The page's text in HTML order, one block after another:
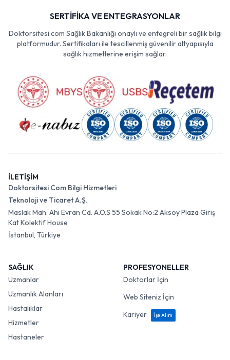
SERTİFİKA VE ENTEGRASYONLAR
Doktorsitesi.com Sağlık Bakanlığı onaylı ve entegreli bir sağlık bilgi
platformudur. Sertifikaları ile tescillenmiş güvenilir altyapısıyla
sağlık hizmetlerine erişim sağlar.
İLETİŞİM
Doktorsitesi Com Bilgi Hizmetleri
Teknoloji ve Ticaret A.Ş.
Maslak Mah. Ahi Evran Cd. A.O.S 55 Sokak No:2 Aksoy Plaza Giriş
Kat Kolektif House
İstanbul, Türkiye
SAĞLIK
Uzmanlar
Uzmanlık Alanları
Hastalıklar
Hizmetler
Hastaneler
PROFESYONELLER
Doktorlar İçin
Web Siteniz İçin
Kariyer
İşe Alım